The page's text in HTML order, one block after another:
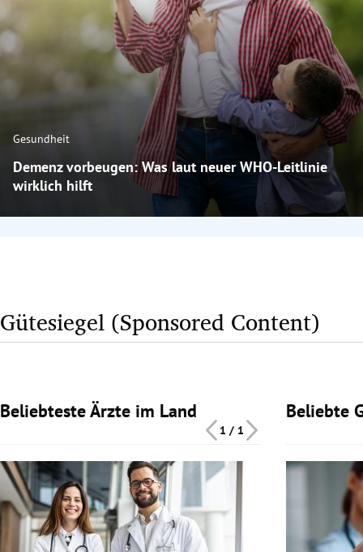
Gesundheit
Demenz vorbeugen: Was laut neuer WHO-Leitlinie
wirklich hilft
Gütesiegel (Sponsored Content)
Beliebteste Ärzte im Land
1 / 1
Slide 1 von 1 Beliebte
Slide 1 von 1